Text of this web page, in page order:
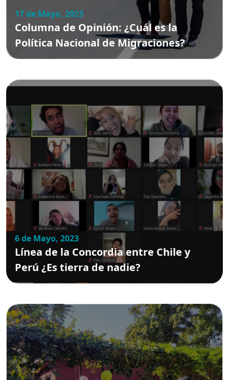
17 de Mayo, 2023
Columna de Opinión: ¿Cuál es la
Política Nacional de Migraciones?
6 de Mayo, 2023
Línea de la Concordia entre Chile y
Perú ¿Es tierra de nadie?